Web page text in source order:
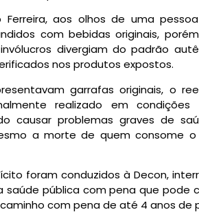
aos olhos de uma
com bebidas originais,
divergiam do padrão
nos produtos expostos.
garrafas originais, o
realizado em condições
causar problemas graves de
a morte de quem consome o
foram conduzidos à Decon,
pública com pena que pode
com pena de até 4 anos de